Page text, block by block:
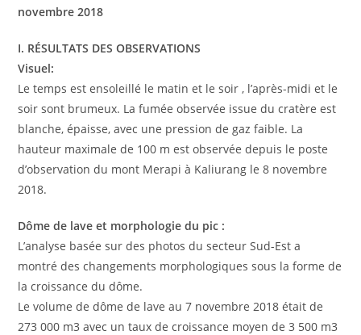
novembre 2018
I. RÉSULTATS DES OBSERVATIONS
Visuel:
Le temps est ensoleillé le matin et le soir , l’après-midi et le
soir sont brumeux. La fumée observée issue du cratère est
blanche, épaisse, avec une pression de gaz faible. La
hauteur maximale de 100 m est observée depuis le poste
d’observation du mont Merapi à Kaliurang le 8 novembre
2018.
Dôme de lave et morphologie du pic :
L’analyse basée sur des photos du secteur Sud-Est a
montré des changements morphologiques sous la forme de
la croissance du dôme.
Le volume de dôme de lave au 7 novembre 2018 était de
273 000 m3 avec un taux de croissance moyen de 3 500 m3